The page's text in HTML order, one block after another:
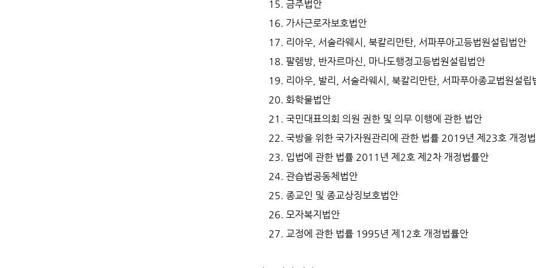
15. 금주법안
16. 가사근로자보호법안
17. 리아우, 서술라웨시, 북칼리만탄, 서파푸아고등법원설립법안
18. 팔렘방, 반자르마신, 마나도행정고등법원설립법안
19. 리아우, 발리, 서술라웨시, 북칼리만탄, 서파푸아종교법원설립
20. 화학물법안
21. 국민대표의회 의원 권한 및 의무 이행에 관한 법안
22. 국방을 위한 국가자원관리에 관한 법률 2019년 제23호 개정
23. 입법에 관한 법률 2011년 제2호 제2차 개정법률안
24. 관습법공동체법안
25. 종교인 및 종교상징보호법안
26. 모자복지법안
27. 교정에 관한 법률 1995년 제12호 개정법률안